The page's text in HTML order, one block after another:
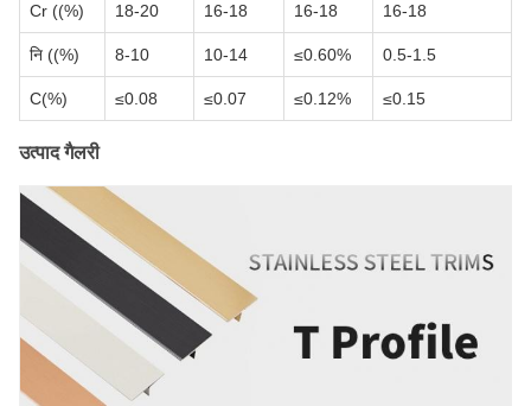
Cr ((%) 18-20 16-18 16-18 16-18
नि ((%) 8-10 10-14 ≤0.60% 0.5-1.5
C(%) ≤0.08 ≤0.07 ≤0.12% ≤0.15
उत्पाद गैलरी